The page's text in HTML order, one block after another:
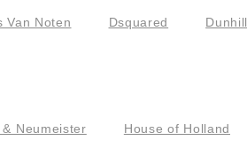
Van Noten Dsquared Dunhill
Neumeister House of Holland